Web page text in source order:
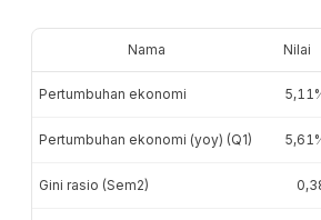
Nama Nilai
Pertumbuhan ekonomi
Pertumbuhan ekonomi (yoy) (Q1)
Gini rasio (Sem2)